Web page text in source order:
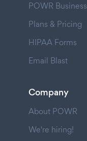
POWR Business
Plans & Pricing
HIPAA Forms
Email Blast
Company
About POWR
We're hiring!